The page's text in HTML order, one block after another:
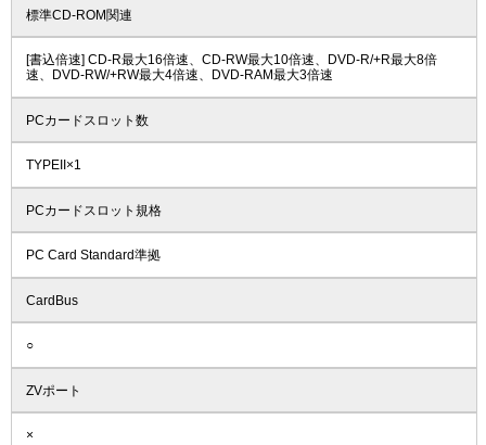
標準CD-ROM関連
[書込倍速] CD-R最大16倍速、CD-RW最大10倍速、DVD-R/+R最大8倍
速、DVD-RW/+RW最大4倍速、DVD-RAM最大3倍速
PCカードスロット数
TYPEII×1
PCカードスロット規格
PC Card Standard準拠
CardBus
○
ZVポート
×